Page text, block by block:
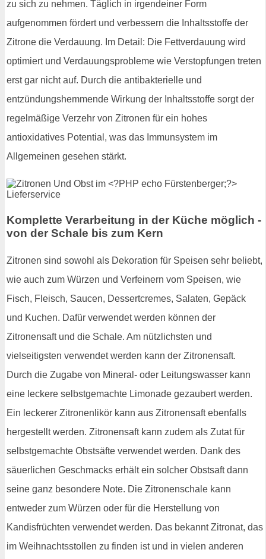
zu sich zu nehmen. Täglich in irgendeiner Form
aufgenommen fördert und verbessern die Inhaltsstoffe der
Zitrone die Verdauung. Im Detail: Die Fettverdauung wird
optimiert und Verdauungsprobleme wie Verstopfungen treten
erst gar nicht auf. Durch die antibakterielle und
entzündungshemmende Wirkung der Inhaltsstoffe sorgt der
regelmäßige Verzehr von Zitronen für ein hohes
antioxidatives Potential, was das Immunsystem im
Allgemeinen gesehen stärkt.
Komplette Verarbeitung in der Küche möglich -
von der Schale bis zum Kern
Zitronen sind sowohl als Dekoration für Speisen sehr beliebt,
wie auch zum Würzen und Verfeinern vom Speisen, wie
Fisch, Fleisch, Saucen, Dessertcremes, Salaten, Gepäck
und Kuchen. Dafür verwendet werden können der
Zitronensaft und die Schale. Am nützlichsten und
vielseitigsten verwendet werden kann der Zitronensaft.
Durch die Zugabe von Mineral- oder Leitungswasser kann
eine leckere selbstgemachte Limonade gezaubert werden.
Ein leckerer Zitronenlikör kann aus Zitronensaft ebenfalls
hergestellt werden. Zitronensaft kann zudem als Zutat für
selbstgemachte Obstsäfte verwendet werden. Dank des
säuerlichen Geschmacks erhält ein solcher Obstsaft dann
seine ganz besondere Note. Die Zitronenschale kann
entweder zum Würzen oder für die Herstellung von
Kandisfrüchten verwendet werden. Das bekannt Zitronat, das
im Weihnachtsstollen zu finden ist und in vielen anderen